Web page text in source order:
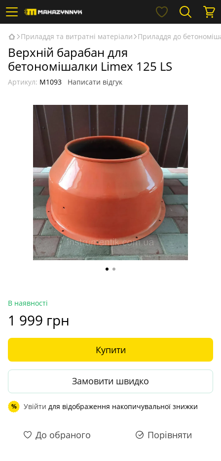
Приладдя та витратні матеріали Приладдя до
Верхній барабан для
бетономішалки Limex 125 LS
Артикул: М1093 Написати відгук
В наявності
1 999 грн
Купити
Замовити швидко
% Увійти для відображення накопичувальної знижки
До обраного Порівняти